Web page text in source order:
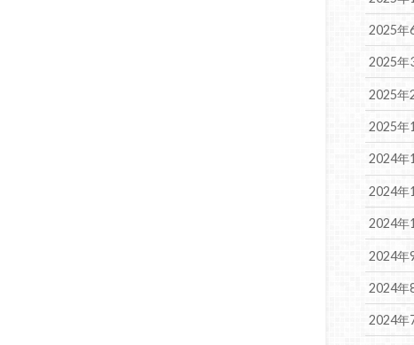
2025年
2025年
2025年
2025年
2024年
2024年
2024年
2024年
2024年
2024年